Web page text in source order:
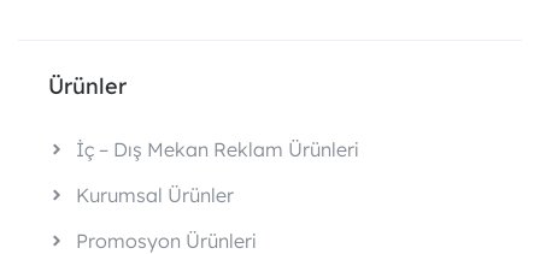
Ürünler
İç – Dış Mekan Reklam Ürünleri
Kurumsal Ürünler
Promosyon Ürünleri